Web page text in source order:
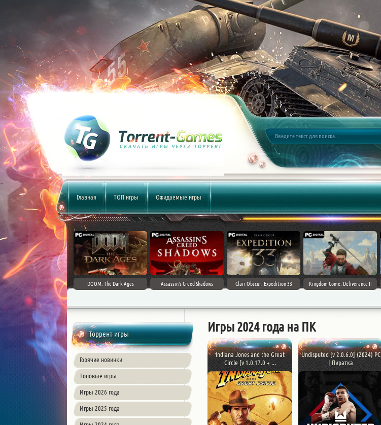
Главная ТОП игры Ожидаемые игры
DOOM: The Dark Ages Assassin's Creed Shadows Clair Obscur: Expedition 33 Kingdom Come: Deliverance II
Торрент игры
Горячие новинки
Топовые игры
Игры 2026 года
Игры 2025 года
Игры 2024 года на ПК
Indiana Jones and the Great
Circle [v 1.0.17.0 + ...
Undisputed [v 2.0.6.0] (2024) PC
| Пиратка